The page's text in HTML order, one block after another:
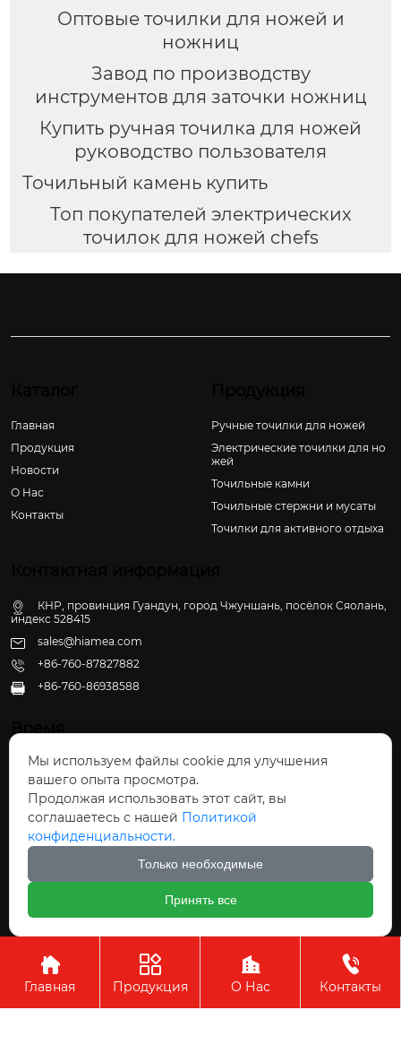
Оптовые точилки для ножей и
ножниц
Завод по производству
инструментов для заточки ножниц
Купить ручная точилка для ножей
руководство пользователя
Точильный камень купить
Топ покупателей электрических
точилок для ножей chefs
Главная
Продукция
Новости
О Hас
Контакты
Ручные точилки для ножей
Электрические точилки для но
жей
Точильные камни
Точильные стержни и мусаты
Точилки для активного отдыха
КНР, провинция Гуандун, город Чжуншань, посёлок Сяолань,
индекс 528415
sales@hiamea.com
+86-760-87827882
 +86-760-86938588
Время
Пн - Пт: 09:30 - 22:00
Сб - Вс: 10:00 - 22:30
Авторское право©ООО Чжуншань Хайвэй
Кухонные Принадлежности

Главная

Продукция

О Нас

Контакты
Мы используем файлы cookie для улучшения
вашего опыта просмотра.
Продолжая использовать этот сайт, вы
соглашаетесь с нашей Политикой
конфиденциальности.
Только необходимые
Принять все